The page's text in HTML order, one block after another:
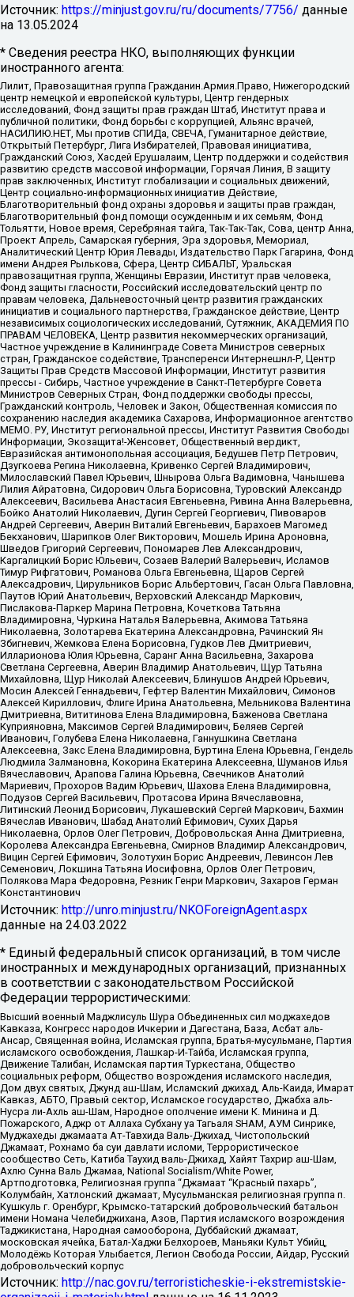
Источник: https://minjust.gov.ru/ru/documents/7756/ данные
на 13.05.2024
* Сведения реестра НКО, выполняющих функции
иностранного агента:
Лилит, Правозащитная группа Гражданин.Армия.Право, Нижегородский
центр немецкой и европейской культуры, Центр гендерных
исследований, Фонд защиты прав граждан Штаб, Институт права и
публичной политики, Фонд борьбы с коррупцией, Альянс врачей,
НАСИЛИЮ.НЕТ, Мы против СПИДа, СВЕЧА, Гуманитарное действие,
Открытый Петербург, Лига Избирателей, Правовая инициатива,
Гражданский Союз, Хасдей Ерушалаим, Центр поддержки и содействия
развитию средств массовой информации, Горячая Линия, В защиту
прав заключенных, Институт глобализации и социальных движений,
Центр социально-информационных инициатив Действие,
Благотворительный фонд охраны здоровья и защиты прав граждан,
Благотворительный фонд помощи осужденным и их семьям, Фонд
Тольятти, Новое время, Серебряная тайга, Так-Так-Так, Сова, центр Анна,
Проект Апрель, Самарская губерния, Эра здоровья, Мемориал,
Аналитический Центр Юрия Левады, Издательство Парк Гагарина, Фонд
имени Андрея Рылькова, Сфера, Центр СИБАЛЬТ, Уральская
правозащитная группа, Женщины Евразии, Институт прав человека,
Фонд защиты гласности, Российский исследовательский центр по
правам человека, Дальневосточный центр развития гражданских
инициатив и социального партнерства, Гражданское действие, Центр
независимых социологических исследований, Сутяжник, АКАДЕМИЯ ПО
ПРАВАМ ЧЕЛОВЕКА, Центр развития некоммерческих организаций,
Частное учреждение в Калининграде Совета Министров северных
стран, Гражданское содействие, Трансперенси Интернешнл-Р, Центр
Защиты Прав Средств Массовой Информации, Институт развития
прессы - Сибирь, Частное учреждение в Санкт-Петербурге Совета
Министров Северных Стран, Фонд поддержки свободы прессы,
Гражданский контроль, Человек и Закон, Общественная комиссия по
сохранению наследия академика Сахарова, Информационное агентство
МЕМО. РУ, Институт региональной прессы, Институт Развития Свободы
Информации, Экозащита!-Женсовет, Общественный вердикт,
Евразийская антимонопольная ассоциация, Бедушев Петр Петрович,
Дзугкоева Регина Николаевна, Кривенко Сергей Владимирович,
Милославский Павел Юрьевич, Шнырова Ольга Вадимовна, Чанышева
Лилия Айратовна, Сидорович Ольга Борисовна, Туровский Александр
Алексеевич, Васильева Анастасия Евгеньевна, Ривина Анна Валерьевна,
Бойко Анатолий Николаевич, Дугин Сергей Георгиевич, Пивоваров
Андрей Сергеевич, Аверин Виталий Евгеньевич, Барахоев Магомед
Бекханович, Шарипков Олег Викторович, Мошель Ирина Ароновна,
Шведов Григорий Сергеевич, Пономарев Лев Александрович,
Каргалицкий Борис Юльевич, Созаев Валерий Валерьевич, Исламов
Тимур Рифгатович, Романова Ольга Евгеньевна, Щаров Сергей
Алексадрович, Цирульников Борис Альбертович, Гасан Ольга Павловна,
Паутов Юрий Анатольевич, Верховский Александр Маркович,
Пислакова-Паркер Марина Петровна, Кочеткова Татьяна
Владимировна, Чуркина Наталья Валерьевна, Акимова Татьяна
Николаевна, Золотарева Екатерина Александровна, Рачинский Ян
Збигневич, Жемкова Елена Борисовна, Гудков Лев Дмитриевич,
Илларионова Юлия Юрьевна, Саранг Анна Васильевна, Захарова
Светлана Сергеевна, Аверин Владимир Анатольевич, Щур Татьяна
Михайловна, Щур Николай Алексеевич, Блинушов Андрей Юрьевич,
Мосин Алексей Геннадьевич, Гефтер Валентин Михайлович, Симонов
Алексей Кириллович, Флиге Ирина Анатольевна, Мельникова Валентина
Дмитриевна, Вититинова Елена Владимировна, Баженова Светлана
Куприяновна, Максимов Сергей Владимирович, Беляев Сергей
Иванович, Голубева Елена Николаевна, Ганнушкина Светлана
Алексеевна, Закс Елена Владимировна, Буртина Елена Юрьевна, Гендель
Людмила Залмановна, Кокорина Екатерина Алексеевна, Шуманов Илья
Вячеславович, Арапова Галина Юрьевна, Свечников Анатолий
Мариевич, Прохоров Вадим Юрьевич, Шахова Елена Владимировна,
Подузов Сергей Васильевич, Протасова Ирина Вячеславовна,
Литинский Леонид Борисович, Лукашевский Сергей Маркович, Бахмин
Вячеслав Иванович, Шабад Анатолий Ефимович, Сухих Дарья
Николаевна, Орлов Олег Петрович, Добровольская Анна Дмитриевна,
Королева Александра Евгеньевна, Смирнов Владимир Александрович,
Вицин Сергей Ефимович, Золотухин Борис Андреевич, Левинсон Лев
Семенович, Локшина Татьяна Иосифовна, Орлов Олег Петрович,
Полякова Мара Федоровна, Резник Генри Маркович, Захаров Герман
Константинович
Источник: http://unro.minjust.ru/NKOForeignAgent.aspx
данные на 24.03.2022
* Единый федеральный список организаций, в том числе
иностранных и международных организаций, признанных
в соответствии с законодательством Российской
Федерации террористическими:
Высший военный Маджлисуль Шура Объединенных сил моджахедов
Кавказа, Конгресс народов Ичкерии и Дагестана, База, Асбат аль-
Ансар, Священная война, Исламская группа, Братья-мусульмане, Партия
исламского освобождения, Лашкар-И-Тайба, Исламская группа,
Движение Талибан, Исламская партия Туркестана, Общество
социальных реформ, Общество возрождения исламского наследия,
Дом двух святых, Джунд аш-Шам, Исламский джихад, Аль-Каида, Имарат
Кавказ, АБТО, Правый сектор, Исламское государство, Джабха аль-
Нусра ли-Ахль аш-Шам, Народное ополчение имени К. Минина и Д.
Пожарского, Аджр от Аллаха Субхану уа Тагьаля SHAM, АУМ Синрике,
Муджахеды джамаата Ат-Тавхида Валь-Джихад, Чистопольский
Джамаат, Рохнамо ба суи давлати исломи, Террористическое
сообщество Сеть, Катиба Таухид валь-Джихад, Хайят Тахрир аш-Шам,
Ахлю Сунна Валь Джамаа, National Socialism/White Power,
Артподготовка, Религиозная группа “Джамаат “Красный пахарь”,
Колумбайн, Хатлонский джамаат, Мусульманская религиозная группа п.
Кушкуль г. Оренбург, Крымско-татарский добровольческий батальон
имени Номана Челебиджихана, Азов, Партия исламского возрождения
Таджикистана, Народная самооборона, Дуббайский джамаат,
московская ячейка, Батал-Хаджи Белхороев, Маньяки Культ Убийц,
Молодёжь Которая Улыбается, Легион Свобода России, Айдар, Русский
добровольческий корпус
Источник: http://nac.gov.ru/terroristicheskie-i-ekstremistskie-